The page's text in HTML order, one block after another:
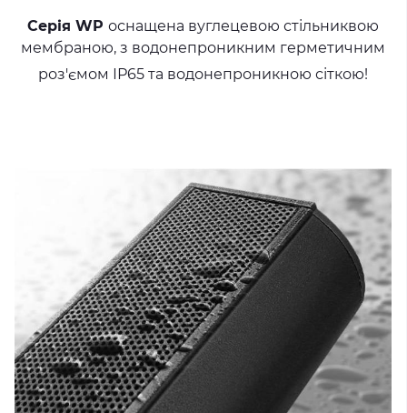
Серія WP оснащена вуглецевою стільниквою
мембраною, з водонепроникним герметичним
роз'ємом ІР65 та водонепроникною сіткою!